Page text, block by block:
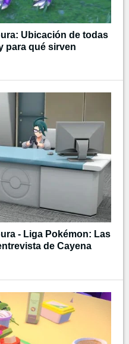
Ubicación de todas
para qué sirven
- Liga Pokémon: Las
de Cayena